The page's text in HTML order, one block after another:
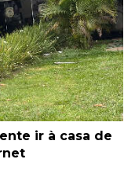
ir à casa de